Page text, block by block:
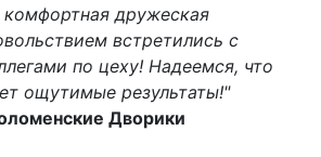
комфортная дружеская
встретились с
по цеху! Надеемся, что
ощутимые результаты!"
Дворики